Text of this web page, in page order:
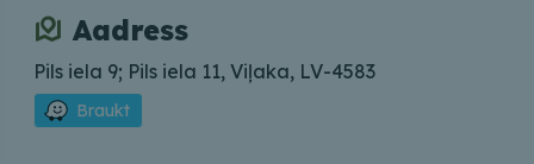
Aadress
Pils iela 9; Pils iela 11, Viļaka, LV-4583
Braukt